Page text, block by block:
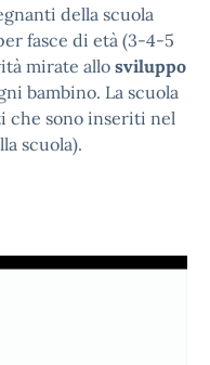
della scuola
fasce di età (3-4-5
mirate allo sviluppo
bambino. La scuola
che sono inseriti nel
scuola).